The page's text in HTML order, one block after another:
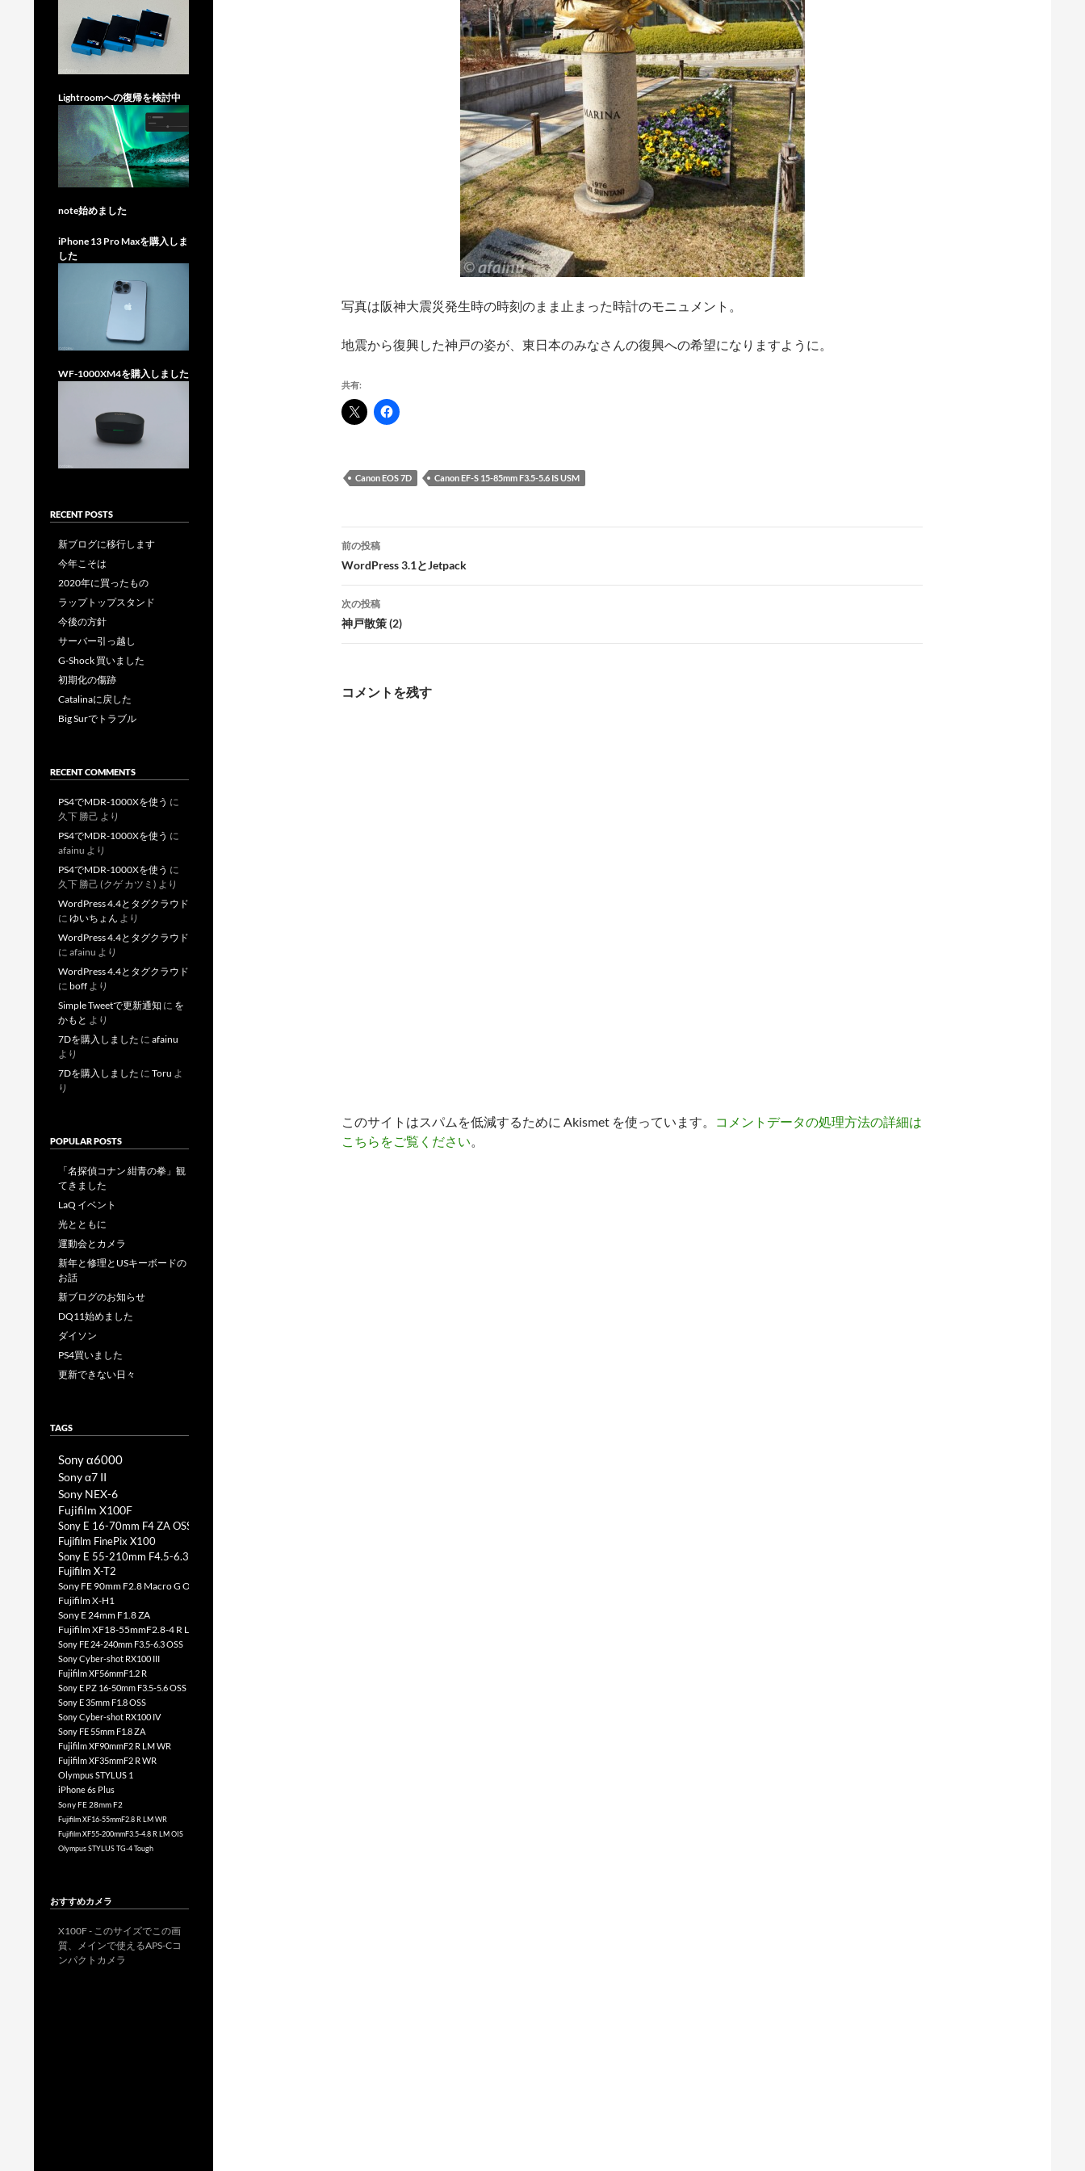
写真は阪神大震災発生時の時刻のまま止まった時計のモニュメント。
地震から復興した神戸の姿が、東日本のみなさんの復興への希望になりますように。
共有:
Canon EOS 7D Canon EF-S 15-85mm F3.5-5.6 IS USM
投
稿
ナ
ビ
ゲ
前の投稿
WordPress 3.1とJetpack
次の投稿
神戸散策 (2)
コメントを残す
このサイトはスパムを低減するために Akismet を使っています。
コメントデータの処理方法の詳細は
こちらをご覧ください。
Lightroomへの復帰を検討中
note始めました
iPhone 13 Pro Maxを購入しま
した
WF-1000XM4を購入しました
RECENT POSTS
新ブログに移行します
今年こそは
2020年に買ったもの
ラップトップスタンド
今後の方針
サーバー引っ越し
G-Shock 買いました
初期化の傷跡
Catalinaに戻した
Big Surでトラブル
RECENT COMMENTS
PS4でMDR-1000Xを使う に
久下 勝己 より
PS4でMDR-1000Xを使う に
afainu より
PS4でMDR-1000Xを使う に
久下 勝己 (クゲ カツミ) より
WordPress 4.4とタグクラウド
に ゆいちょん より
WordPress 4.4とタグクラウド
に afainu より
WordPress 4.4とタグクラウド
に boff より
Simple Tweetで更新通知 に を
かもと より
7Dを購入しました に afainu
より
7Dを購入しました に Toru よ
り
POPULAR POSTS
「名探偵コナン 紺青の拳」観
てきました
LaQ イベント
光とともに
運動会とカメラ
新年と修理とUSキーボードの
お話
新ブログのお知らせ
DQ11始めました
ダイソン
PS4買いました
更新できない日々
TAGS
Sony α6000
Sony α7 II
Sony NEX-6
Fujifilm X100F
Sony E 16-70mm F4 ZA OSS
Fujifilm FinePix X100
Sony E 55-210mm F4.5-6.3 OSS
Fujifilm X-T2
Sony FE 90mm F2.8 Macro G OSS
Fujifilm X-H1
Sony E 24mm F1.8 ZA
Fujifilm XF18-55mmF2.8-4 R LM OIS
Sony FE 24-240mm F3.5-6.3 OSS
Sony Cyber-shot RX100 III
Fujifilm XF56mmF1.2 R
Sony E PZ 16-50mm F3.5-5.6 OSS
Sony E 35mm F1.8 OSS
Sony Cyber-shot RX100 IV
Sony FE 55mm F1.8 ZA
Fujifilm XF90mmF2 R LM WR
Fujifilm XF35mmF2 R WR
Olympus STYLUS 1
iPhone 6s Plus
Sony FE 28mm F2
Fujifilm XF16-55mmF2.8 R LM WR
Fujifilm XF55-200mmF3.5-4.8 R LM OIS
Olympus STYLUS TG-4 Tough
おすすめカメラ
X100F - このサイズでこの画
質、メインで使えるAPS-Cコ
ンパクトカメラ